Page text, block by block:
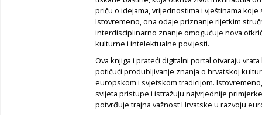
priču o idejama, vrijednostima i vještinama
Istovremeno, ona odaje priznanje rijetkim
interdisciplinarno znanje omogućuje nova
kulturne i intelektualne povijesti.
Ova knjiga i prateći digitalni portal otvaraju
potičući produbljivanje znanja o hrvatskoj
europskom i svjetskom tradicijom.
svijeta pristupe i istražuju najvrjednije
potvrđuje trajna važnost Hrvatske u razvoju